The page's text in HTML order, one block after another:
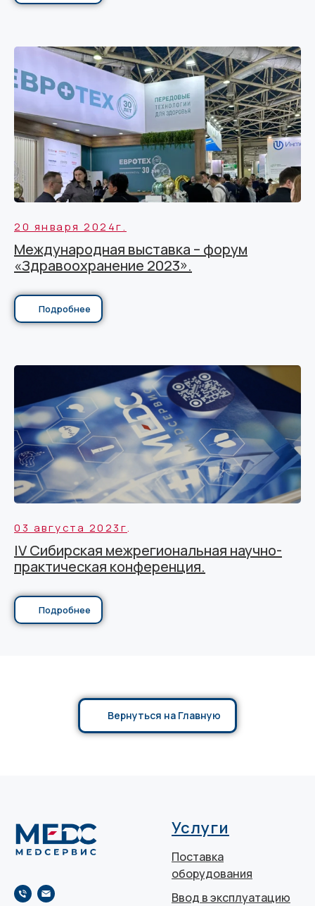
20 января 2024г.
Международная выставка – форум
«Здравоохранение 2023».
Подробнее
03 августа 2023г.
IV Сибирская межрегиональная научно-
практическая конференция.
Подробнее
Вернуться на Главную
Услуги
Поставка
оборудования
Ввод в эксплуатацию